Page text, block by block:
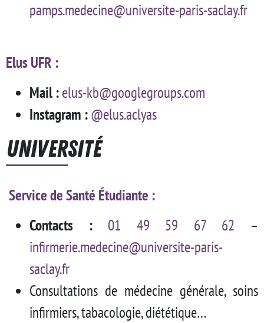
pamps.medecine@universite-paris-saclay.fr
Elus UFR :
Mail :elus-kb@googlegroups.com
Instagram :@elus.aclyas
Université
Service de Santé Étudiante :
Contacts :
01 49 59 67 62 –
infirmerie.medecine@universite-paris-
saclay.fr
Consultations de médecine générale, soins
infirmiers, tabacologie, diététique…